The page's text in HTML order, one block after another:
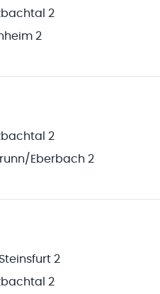
2
2
2
Eberbach 2
2
2